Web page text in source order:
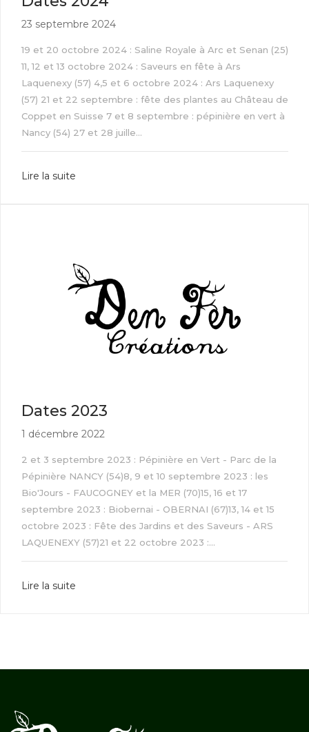
23 septembre 2024
19 et 20 octobre 2024 : Saline Royale à Arc et Senan (25)
11, 12 et 13 octobre 2024 : Saveurs en fête à Ars
Laquenexy (57) 4,5 et 6 octobre 2024 : Ars Laquenexy
(57) 21 et 22 septembre : fête des plantes au Château de
Coppet en Suisse 7 et 8 septembre : pépinière en vert à
Nancy (54) 27 et 28 juille...
Lire la suite
Dates 2023
1 décembre 2022
2 et 3 septembre 2023 : Pépinière en Vert - Parc de la
Pépinière NANCY (54)8, 9 et 10 septembre 2023 : les
Bio'Jours - FAUCOGNEY et la MER (70)15, 16 et 17
septembre 2023 : Biobernai - OBERNAI (67)13, 14 et 15
octobre 2023 : Fête des Jardins et des Saveurs - ARS
LAQUENEXY (57)21 et 22 octobre 2023 :...
Lire la suite